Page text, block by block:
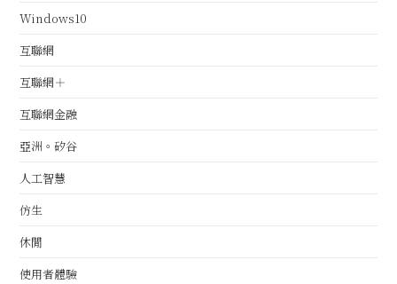
Windows10
互聯網
互聯網＋
互聯網金融
亞洲。矽谷
人工智慧
仿生
休閒
使用者體驗